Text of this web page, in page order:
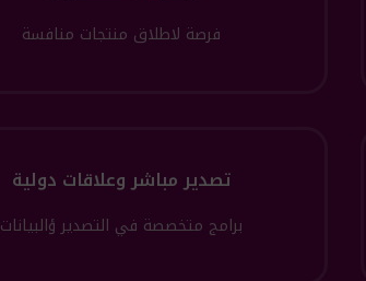
فرصة لاطلاق منتجات منافسة
تصدير مباشر وعلاقات دولية
برامج متخصصة في التصدير ؤالبيانات